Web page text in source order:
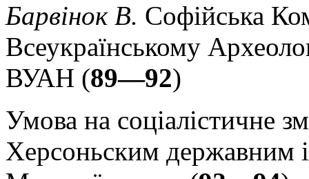
Барвінок В. Софійська
Всеукраїнському
ВУАН (89—92)
Умова на соціалістичне
Херсоньским державним